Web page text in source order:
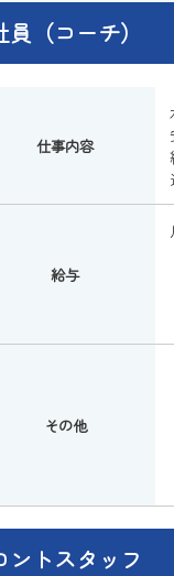
員（コーチ）
仕事内容
給与
その他
ントスタッフ